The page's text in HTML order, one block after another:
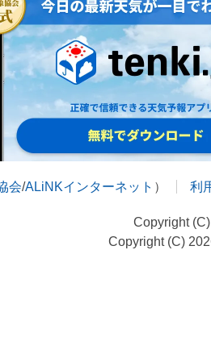
会/ALiNKインターネット ） 利
Copyright
Copyright (C)